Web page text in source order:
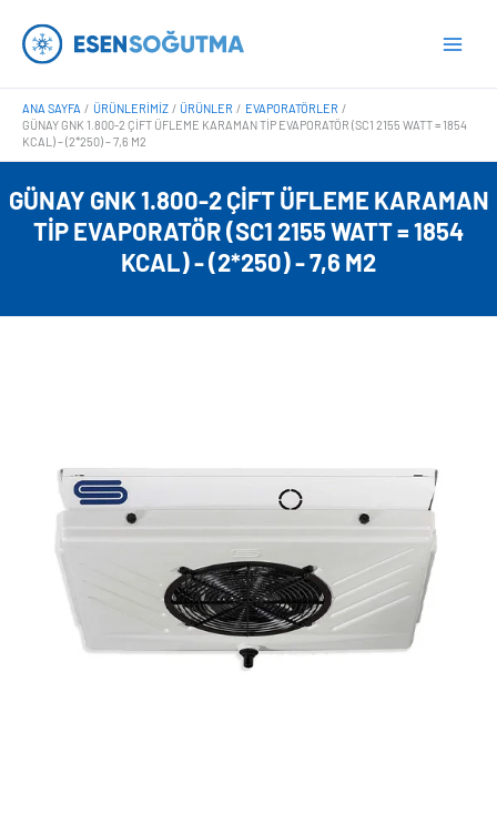
atla
ANA SAYFA ÜRÜNLERIMIZ ÜRÜNLER
EVAPORATÖRLER
GÜNAY GNK 1.800-2 ÇIFT ÜFLEME KARAMAN TIP EVAPORATÖR (SC1 2155 WATT = 1854
KCAL) – (2*250) – 7,6 M2
GÜNAY GNK 1.800-2 ÇIFT ÜFLEME KARAMAN
TIP EVAPORATÖR (SC1 2155 WATT = 1854
KCAL) - (2*250) - 7,6 M2